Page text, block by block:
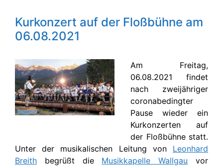
Kurkonzert auf der Floßbühne am
06.08.2021
Am Freitag,
06.08.2021 findet
nach zweijähriger
coronabedingter
Pause wieder ein
Kurkonzerten auf
der Floßbühne statt.
Unter der musikalischen Leitung von Leonhard
Breith begrüßt die Musikkapelle Wallgau vor